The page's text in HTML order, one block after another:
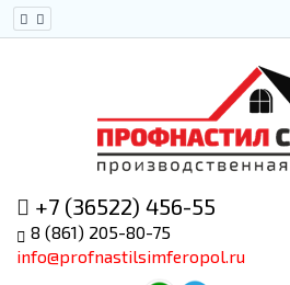
+7 (36522) 456-55
8 (861) 205-80-75
info@profnastilsimferopol.ru